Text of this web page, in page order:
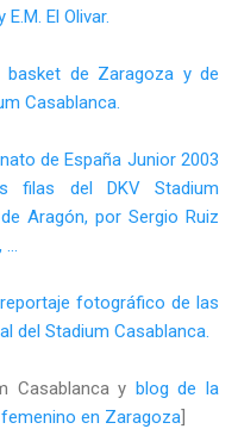
El Olivar.
de Zaragoza y de
Casablanca.
de España Junior 2003
filas del DKV Stadium
Aragón, por Sergio Ruiz
fotográfico de las
del Stadium Casablanca.
Casablanca y blog de la
en Zaragoza]